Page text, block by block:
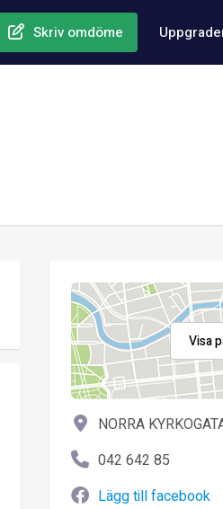
Skriv omdöme
Visa
NORRA
042 642 85
Lägg till facebook